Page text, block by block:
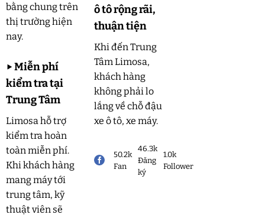
bằng chung trên
thị trường hiện
nay.
▶Miễn phí
kiểm tra tại
Trung Tâm
Limosa hỗ trợ
kiểm tra hoàn
toàn miễn phí.
Khi khách hàng
mang máy tới
trung tâm, kỹ
thuật viên sẽ
ô tô rộng rãi,
thuận tiện
Khi đến Trung
Tâm Limosa,
khách hàng
không phải lo
lắng về chỗ đậu
xe ô tô, xe máy.
50.2k
Fan
46.3k
Đăng
ký
1.0k
Follower